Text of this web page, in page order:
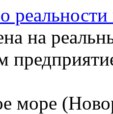
на
море